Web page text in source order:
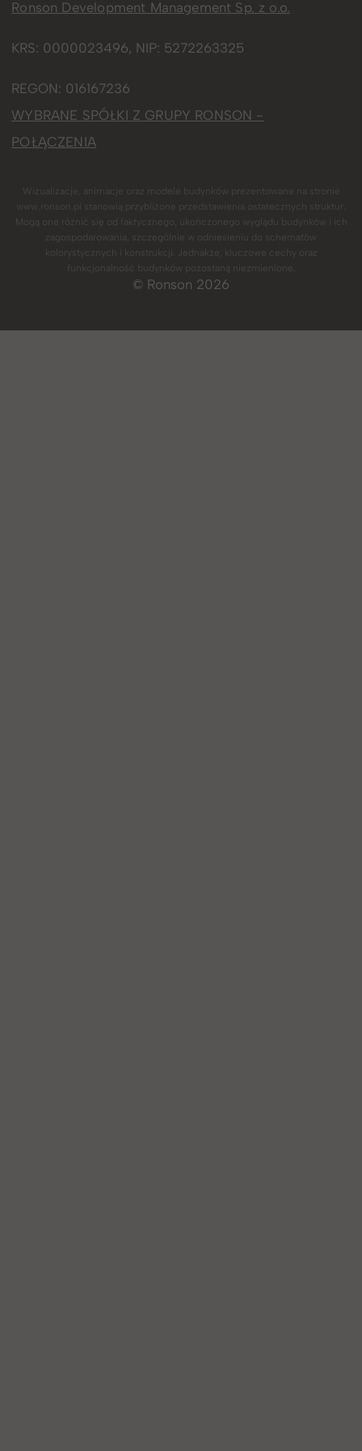
Ronson Development Management Sp. z o.o.
KRS: 0000023496, NIP: 5272263325
REGON: 016167236
WYBRANE SPÓŁKI Z GRUPY RONSON -
POŁĄCZENIA
© Ronson 2026
Wizualizacje, animacje oraz modele budynków prezentowane na stronie
www.ronson.pl stanowią przybliżone przedstawienia ostatecznych struktur.
Mogą one różnić się od faktycznego, ukończonego wyglądu budynków i ich
zagospodarowania, szczególnie w odniesieniu do schematów
kolorystycznych i konstrukcji. Jednakże, kluczowe cechy oraz
funkcjonalność budynków pozostaną niezmienione.